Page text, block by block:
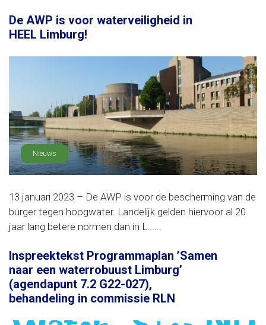
De AWP is voor waterveiligheid in
HEEL Limburg!
Nieuws
13 januari 2023 – De AWP is voor de bescherming van de
burger tegen hoogwater. Landelijk gelden hiervoor al 20
jaar lang betere normen dan in L......
Inspreektekst Programmaplan ’Samen
naar een waterrobuust Limburg’
(agendapunt 7.2 G22-027),
behandeling in commissie RLN